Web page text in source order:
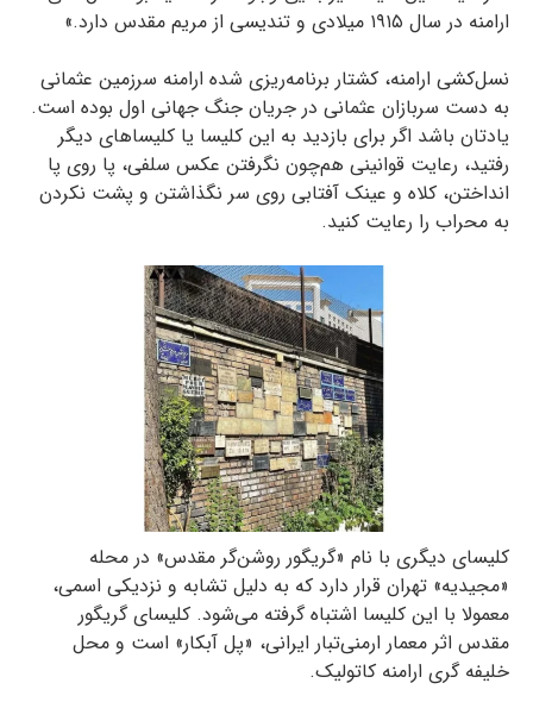
ارامنه در سال ۱۹۱۵ میلادی و تندیسی از مریم مقدس دارد.»
نسل‌کشی ارامنه، کشتار برنامه‌ریزی شده ارامنه سرزمین عثمانی
به دست سربازان عثمانی در جریان جنگ جهانی اول بوده است.
یادتان باشد اگر برای بازدید به این کلیسا یا کلیساهای دیگر
رفتید، رعایت قوانینی هم‌چون نگرفتن عکس سلفی، پا روی پا
انداختن، کلاه و عینک آفتابی روی سر نگذاشتن و پشت نکردن
به محراب را رعایت کنید.
کلیسای دیگری با نام «گریگور روشن‌گر مقدس» در محله
«مجیدیه» تهران قرار دارد که به دلیل تشابه و نزدیکی اسمی،
معمولا با این کلیسا اشتباه گرفته می‌شود. کلیسای گریگور
مقدس اثر معمار ارمنی‌تبار ایرانی، «پل آبکار» است و محل
خلیفه گری ارامنه کاتولیک.